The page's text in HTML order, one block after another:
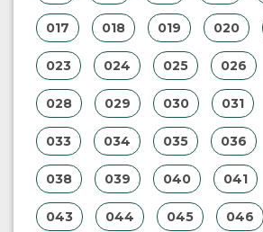
017 018 019 020
023 024 025 026
028 029 030 031
033 034 035 036
038 039 040 041
043 044 045 046